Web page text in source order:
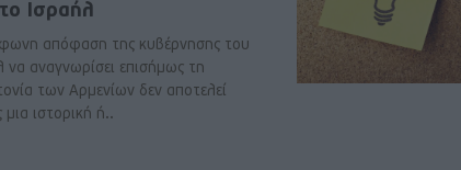
Ισραήλ
απόφαση της κυβέρνησης του
να αναγνωρίσει επισήμως τη
των Αρμενίων δεν αποτελεί
ιστορική ή..